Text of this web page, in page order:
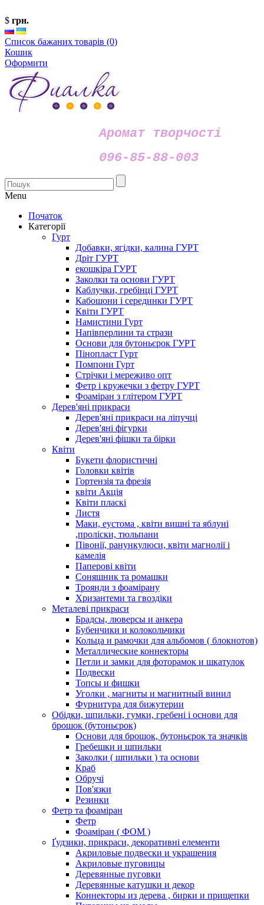
$ грн.
Список бажаних товарів (0)
Кошик
Оформити
Аромат творчості
096-85-88-003
Menu
Початок
Категорії
Гурт
Добавки, ягідки, калина ГУРТ
Дріт ГУРТ
екошкіра ГУРТ
Заколки та основи ГУРТ
Каблучки, гребінці ГУРТ
Кабошони і серединки ГУРТ
Квіти ГУРТ
Намистини Гурт
Напівперлини та стрази
Основи для бутоньєрок ГУРТ
Пінопласт Гурт
Помпони Гурт
Стрічки і мереживо опт
Фетр і кружечки з фетру ГУРТ
Фоаміран з глітером ГУРТ
Дерев'яні прикраси
Дерев'яні прикраси на ліпучці
Дерев'яні фігурки
Дерев'яні фішки та бірки
Квіти
Букети флористичні
Головки квітів
Гортензія та фрезія
квіти Акція
Квіти пласкі
Листя
Маки, еустома , квіти вишні та яблуні
,проліски, тюльпани
Півонії, ранункулюси, квіти магнолії і
камелія
Паперові квіти
Соняшник та ромашки
Троянди з фоамірану
Хризантеми та гвоздіки
Металеві прикраси
Брадсы, люверсы и анкера
Бубенчики и колокольчики
Кольца и рамочки для альбомов ( блокнотов)
Металлические коннекторы
Петли и замки для фоторамок и шкатулок
Подвески
Топсы и фишки
Уголки , магниты и магнитный винил
Фурнитура для бижутерии
Обідки, шпильки, гумки, гребені і основи для
брошок (бутоньєрок)
Основи для брошок, бутоньєрок та значків
Гребешки и шпильки
Заколки ( шпильки ) та основи
Краб
Обручі
Пов'язки
Резинки
Фетр та фоаміран
Фетр
Фоаміран ( ФОМ )
Ґудзики, прикраси, декоративні елементи
Акриловые подвески и украшения
Акриловые пуговицы
Деревянные пуговки
Деревянные катушки и декор
Коннекторы из дерева , бирки и прищепки